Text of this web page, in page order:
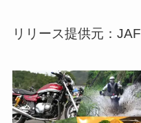
リリース提供元：JAF